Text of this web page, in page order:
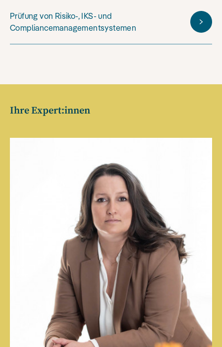
Prüfung von Risiko-, IKS- und
Compliancemanagementsystemen
Ihre Expert:innen